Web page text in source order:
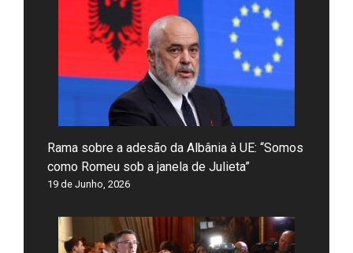
Rama sobre a adesão da Albânia à UE: “Somos
como Romeu sob a janela de Julieta”
19 de Junho, 2026